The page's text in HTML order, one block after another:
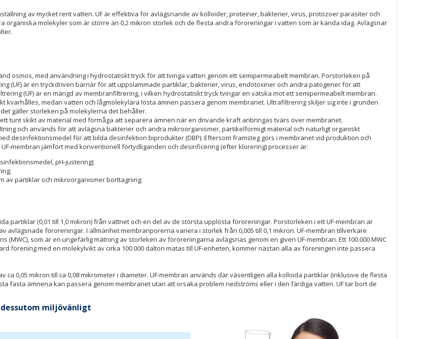
av mycket rent vatten. UF är effektiva för avlägsnande av kolloider, proteiner, bakterier, virus, protozoer parasiter och
organiska molekyler som är större än 0,2 mikron storlek och de flesta andra föroreningar i vatten som är kända idag. Avlägsnar
osmos, med användning i hydrostatiskt tryck för att tvinga vatten genom ett semipermeabelt membran. Porstorleken på
(UF) är en tryckdriven barriär för att uppslammade partiklar, bakterier, virus, endotoxiner och andra patogener för att
(UF) är en mängd av membranfiltrering, i vilken hydrostatiskt tryck tvingar en vätska mot ett semipermeabelt membran.
kvarhålles, medan vatten och lågmolekylära lösta ämnen passera genom membranet. Ultrafiltrering skiljer sig inte i grunden
gäller storleken på molekylerna det behåller.
tunt skikt av material med förmåga att separera ämnen när en drivande kraft anbringas tvärs över membranet.
och används för att avlägsna bakterier och andra mikroorganismer, partikelformigt material och naturligt organiskt
desinfektionsmedel för att bilda desinfektion biprodukter (DBP). Eftersom framsteg görs i membranet vid produktion och
membran jämfört med konventionell förtydliganden och desinficering (efter klorering) processer är:
pH-justering);
av partiklar och mikroorganismer borttagning;
partiklar (0,01 till 1,0 mikron) från vattnet och en del av de största upplösta föroreningar. Porstorleken i ett UF-membran är
föroreningar. I allmänhet membranporerna variera i storlek från 0,005 till 0,1 mikron. UF-membran tillverkare
som är en ungefärlig mätning av storleken av föroreningarna avlägsnas genom en given UF-membran. Ett 100.000 MWC
förening med en molekylvikt av cirka 100.000 dalton matas till UF-enheten, kommer nästan alla av föreningen inte passera
ca 0,05 mikron till ca 0,08 mikrometer i diameter. UF-membran används där väsentligen alla kolloida partiklar (inklusive de flesta
fasta ämnena kan passera genom membranet utan att orsaka problem nedströms eller i den färdiga vatten. UF tar bort de
miljövänligt